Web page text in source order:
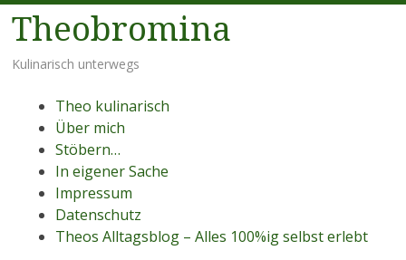
Theobromina
Kulinarisch unterwegs
Menü
Zum
Inhalt
springen
Theo kulinarisch
Über mich
Stöbern…
In eigener Sache
Impressum
Datenschutz
Theos Alltagsblog – Alles 100%ig selbst erlebt